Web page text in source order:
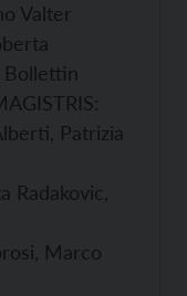
Valter
Bollettin
Patrizia
Radakovic,
Marco